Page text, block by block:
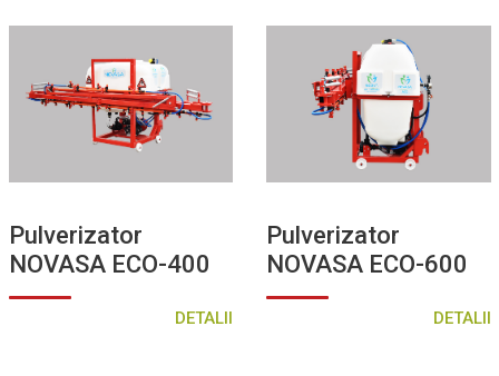
Pulverizator
NOVASA ECO-400
DETALII
Pulverizator
NOVASA ECO-600
DETALII